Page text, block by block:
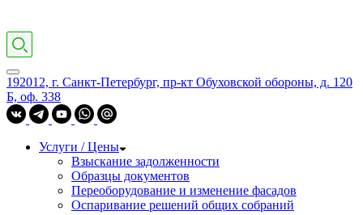
192012, г. Санкт-Петербург, пр-кт Обуховской обороны, д. 120
Б, оф. 338
Услуги / Цены
Взыскание задолженности
Образцы документов
Переоборудование и изменение фасадов
Оспаривание решений общих собраний